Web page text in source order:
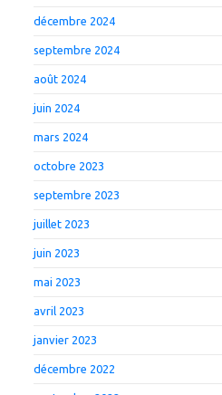
décembre 2024
septembre 2024
août 2024
juin 2024
mars 2024
octobre 2023
septembre 2023
juillet 2023
juin 2023
mai 2023
avril 2023
janvier 2023
décembre 2022